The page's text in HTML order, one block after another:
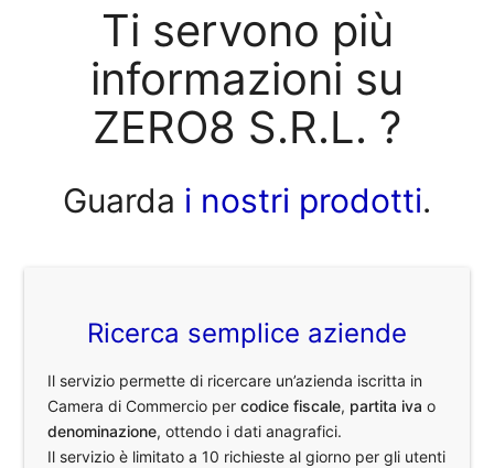
Ti servono più
informazioni su
ZERO8 S.R.L. ?
Guarda i nostri prodotti.
Ricerca semplice aziende
Il servizio permette di ricercare un’azienda iscritta in
Camera di Commercio percodice fiscale, partita iva o
denominazione, ottendo i dati anagrafici.
Il servizio è limitato a 10 richieste al giorno per gli utenti